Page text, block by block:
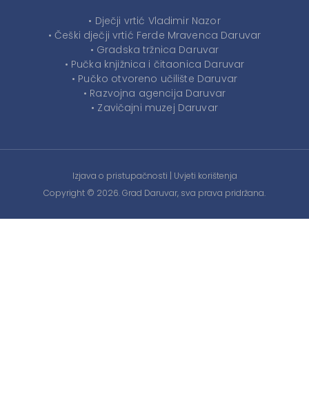
• Dječji vrtić Vladimir Nazor
• Češki dječji vrtić Ferde Mravenca Daruvar
• Gradska tržnica Daruvar
• Pučka knjižnica i čitaonica Daruvar
• Pučko otvoreno učilište Daruvar
• Razvojna agencija Daruvar
• Zavičajni muzej Daruvar
Izjava o pristupačnosti | Uvjeti korištenja
Copyright © 2026. Grad Daruvar, sva prava pridržana.